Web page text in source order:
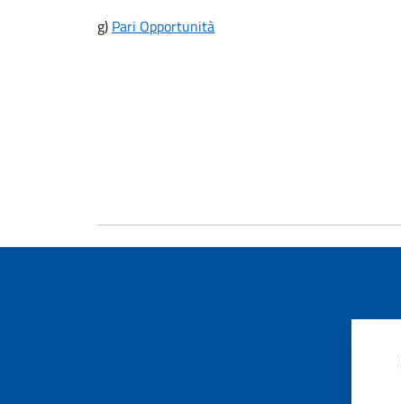
g) Pari Opportunità